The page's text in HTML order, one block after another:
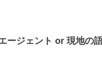
ージェント or 現地の